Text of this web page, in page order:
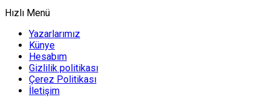
Hızlı Menü
Yazarlarımız
Künye
Hesabım
Gizlilik politikası
Çerez Politikası
İletişim